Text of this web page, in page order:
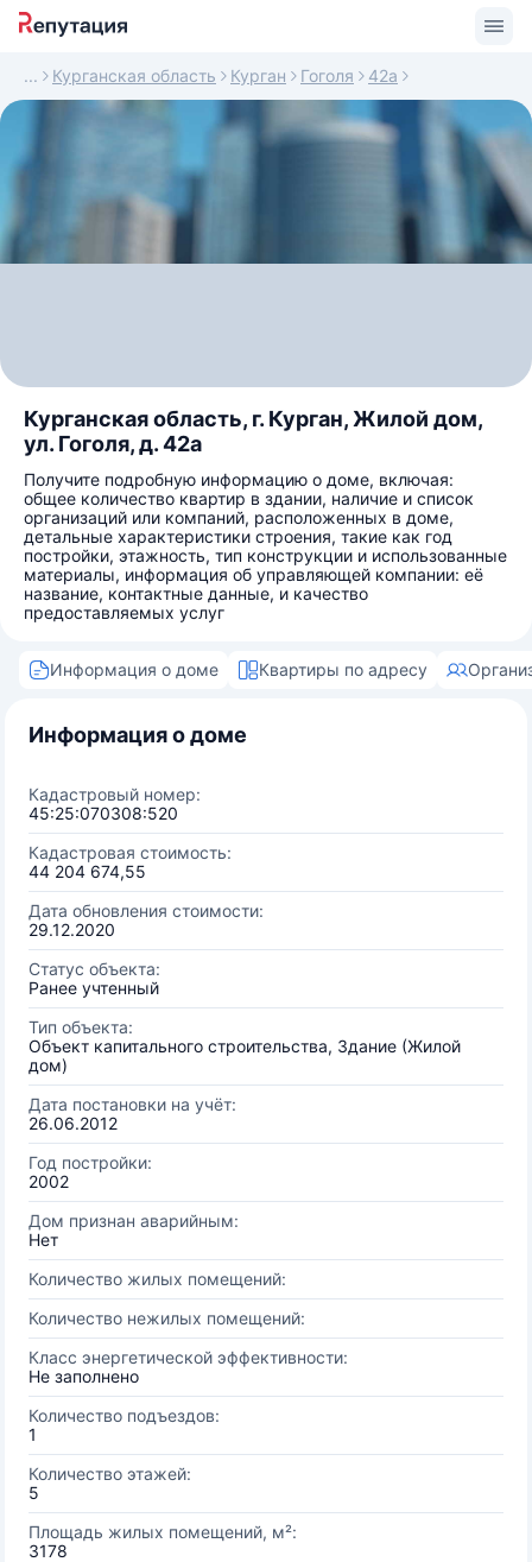
Курганская область Курган Гоголя 42а
Курганская область, г. Курган, Жилой дом,
ул. Гоголя, д. 42а
Получите подробную информацию о доме, включая:
общее количество квартир в здании, наличие и список
организаций или компаний, расположенных в доме,
детальные характеристики строения, такие как год
постройки, этажность, тип конструкции и использованные
материалы, информация об управляющей компании: её
название, контактные данные, и качество
предоставляемых услуг
Информация о доме Квартиры по адресу
Информация о доме
Кадастровый номер:
45:25:070308:520
Кадастровая стоимость:
44 204 674,55
Дата обновления стоимости:
29.12.2020
Статус объекта:
Ранее учтенный
Тип объекта:
Объект капитального строительства, Здание (Жилой
дом)
Дата постановки на учёт:
26.06.2012
Год постройки:
2002
Дом признан аварийным:
Нет
Количество жилых помещений:
Количество нежилых помещений:
Класс энергетической эффективности:
Не заполнено
Количество подъездов:
1
Количество этажей:
5
Площадь жилых помещений, м²:
3178